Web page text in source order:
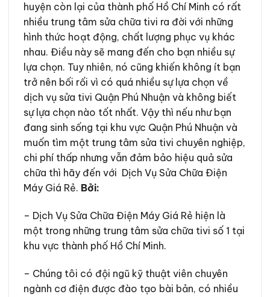
huyện còn lại của thành phố Hồ Chí Minh có rất
nhiều trung tâm sửa chữa tivi ra đời với những
hình thức hoạt động, chất lượng phục vụ khác
nhau. Điều này sẽ mang đến cho bạn nhiều sự
lựa chọn. Tuy nhiên, nó cũng khiến không ít bạn
trở nên bối rối vì có quá nhiều sự lựa chọn về
dịch vụ sửa tivi Quận Phú Nhuận và không biết
sự lựa chọn nào tốt nhất. Vậy thì nếu như bạn
đang sinh sống tại khu vực Quận Phú Nhuận và
muốn tìm một trung tâm sửa tivi chuyên nghiệp,
chi phí thấp nhưng vẫn đảm bảo hiệu quả sửa
chữa thì hãy đến với Dịch Vụ Sửa Chữa Điện
Máy Giá Rẻ. Bởi:
– Dịch Vụ Sửa Chữa Điện Máy Giá Rẻ hiện là
một trong những trung tâm sửa chữa tivi số 1 tại
khu vực thành phố Hồ Chí Minh.
– Chúng tôi có đội ngũ kỹ thuật viên chuyên
ngành cơ điện được đào tạo bài bản, có nhiều